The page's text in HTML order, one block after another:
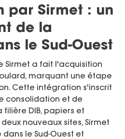
par Sirmet : un
de la
le Sud-Ouest
Sirmet a fait l'acquisition
marquant une étape
Cette intégration s'inscrit
consolidation et de
DIB, papiers et
nouveaux sites, Sirmet
le Sud-Ouest et